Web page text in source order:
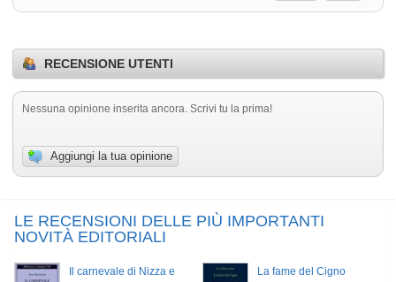
RECENSIONE UTENTI
Nessuna opinione inserita ancora. Scrivi tu la prima!
Aggiungi la tua opinione
LE RECENSIONI DELLE PIÙ IMPORTANTI
NOVITÀ EDITORIALI
Il carnevale di Nizza e
La fame del Cigno